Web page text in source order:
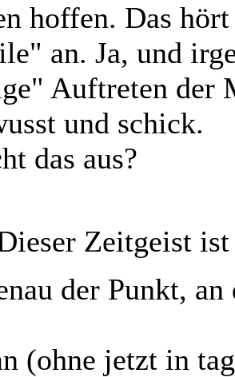
hoffen. Das
an. Ja, und
Auftreten der
und schick.
das aus?
Zeitgeist
der Punkt,
(ohne jetzt in